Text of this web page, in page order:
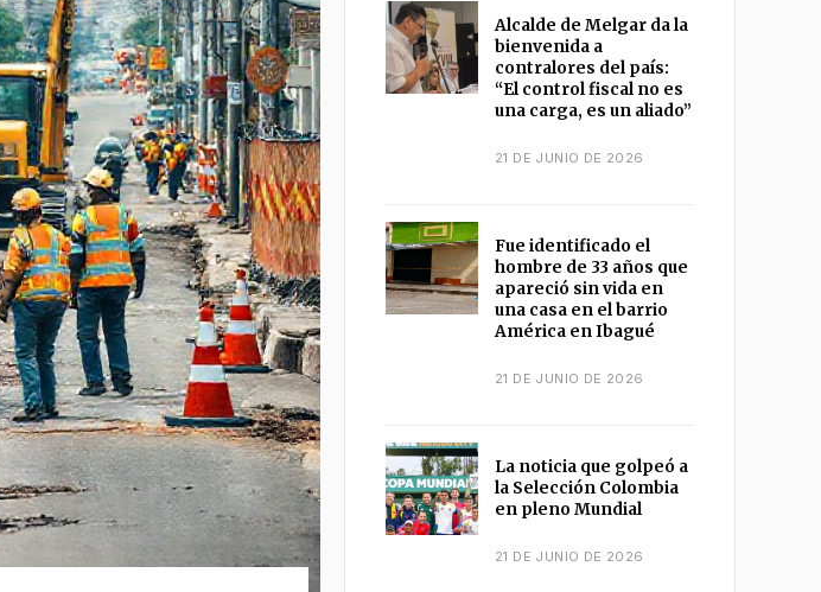
Alcalde de Melgar da la
bienvenida a
contralores del país:
“El control fiscal no es
una carga, es un aliado”
21 DE JUNIO DE 2026
Fue identificado el
hombre de 33 años que
apareció sin vida en
una casa en el barrio
América en Ibagué
21 DE JUNIO DE 2026
La noticia que golpeó a
la Selección Colombia
en pleno Mundial
21 DE JUNIO DE 2026